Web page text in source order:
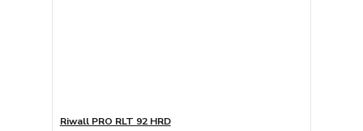
Riwall PRO RLT 92 HRD